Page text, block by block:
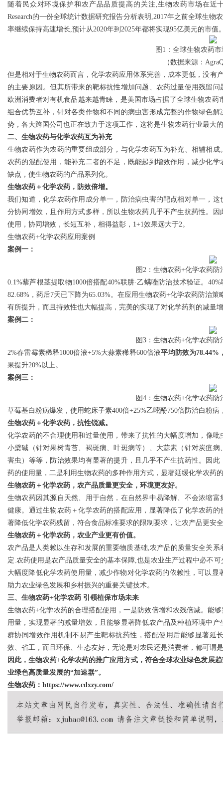
d
随着民众对环境保护和农产品品质提高的关注,生物农药市场在近
Research的一份全球统计数据研究报告分析表明,2017年之前全球生
率继续保持高速增长,预计从2020年到2025年都将实现95亿美元的市值
图1：全球生物农药
（数据来源：
但是相对于生物农药而言，化学农药应用体系完善，成本更低，没有
的主要原因。但其所带来的靶标抗性增加问题、农药过量使用残留
欧洲消费者对有机食品越来越青睐，是美国市场占据了全球生物农
组合优势互补，针对各类作物和不同的病虫害形成完整的作物绿色
势，各大跨国公司也正在致力于这项工作，这将是生物农药行业最大
二、生物农药与化学农药互为补充
生物农药作为农药的重要组成部分，与化学农药互为补充、相辅相
农药的混配使用，能补充二者的不足，既能起到增效作用，减少化
缺点，使生物农药的产品系列化。
生物农药＋化学农药，防效倍增。
我们知道，化学农药作用成分单一，防治病虫害的靶点相对单一，
分协同增效，且作用方式多样，所以生物农药几乎不产生抗药性。
使用，协同增效，长短互补，相得益彰，1+1效果远大于2。
生物农药+化学农药应用案例
案例一：
图2：生物农药+化学农药
0.1%藜芦根茎提取物1000倍搭配40%联肼·乙螨唑防治技术验证。
82.68%，药后7天已下降为65.03%。在应用生物农药+化学农药防治策
有所提升，而且持效性也大幅提高，完美的实现了对化学药剂的减量
案例二：
图3：生物农药+化学农药
2%春雷霉素稀释1000倍液+5%大蒜素稀释600倍液平均防效为78.44%
果提升20%以上。
案例三：
图4：生物农药+化学农药
草莓基白粉病爆发，使用蛇床子素400倍+25%乙嘧酚750倍防治白粉病
生物农药＋化学农药，抗性锐减。
化学农药的不合理使用和过量使用，带来了抗性的大幅度增加，像
小檗碱（针对果树青苔、褐斑病、叶斑病等）、大蒜素（针对炭疽
害虫）等等，防治效果均有显著的提升，且几乎不产生抗药性。因
药的使用量，二是利用生物农药的多种作用方式，显著延缓化学农药
生物农药＋化学农药，农产品质量更安全，环境更友好。
生物农药因其源自天然、用于自然，在自然界中易降解、不会浓缩
健康。通过生物农药＋化学农药的搭配应用，显著降低了化学农药
著降低化学农药残留，符合食品标准要求的限制要求，让农产品更安
生物农药＋化学农药，农业产业更有价值。
农产品是人类赖以生存和发展的重要物质基础,农产品的质量安全关
定.农药使用是农产品质量安全的基本保障,也是农业生产过程中必不
大幅度降低化学农药使用量，减少作物对化学农药的依赖性，可以
助力农业绿色发展和乡村振兴的重要关键技术。
三、生物农药+化学农药 引领植保市场未来
生物农药+化学农药的合理搭配使用，一是防效倍增和农残倍减。能
用量，实现显著的减量增效，且能够显著降低农产品及种植环境中
群协同增效作用机制不易产生靶标抗药性，搭配使用后能够显著延
效、省工，而且环保、生态友好，无论是对农民还是消费者，都可谓
因此，生物农药+化学农药的推广应用方式，符合全球农业绿色发展
业绿色高质量发展的“加速器”。
生物农药 ： https://www.cdxzy.com/